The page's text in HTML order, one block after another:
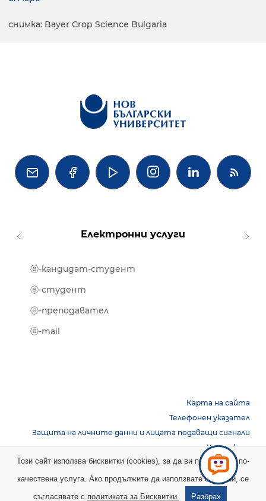
снимка: Bayer Crop Science Bulgaria
   
Електронни услуги
ⓔ-кандидат-студент
ⓔ-студент
ⓔ-преподавател
ⓔ-mail
Карта на сайта
Телефонен указател
Защита на личните данни и лицата подаващи сигнали
Контакти
Copyright © 2026 НБУ. Всички права запазени.
Този сайт използва бисквитки (cookies), за да ви предостави по-
качествена услуга. Ако продължите да използвате сайта ни, се
съгласявате с политиката за Бисквитки. Разбрах